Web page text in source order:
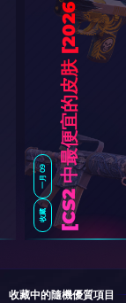
一月 09
收藏
C
S
2
中
最
便
宜
的
皮
肤
[
2
0
2
6
]
收藏中的隨機優質項目